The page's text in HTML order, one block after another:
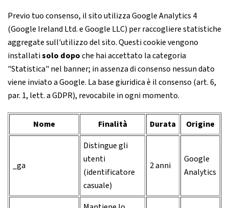
Previo tuo consenso, il sito utilizza Google Analytics 4
(Google Ireland Ltd. e Google LLC) per raccogliere statistiche
aggregate sull'utilizzo del sito. Questi cookie vengono
installatisolo dopoche hai accettato la categoria
"Statistica" nel banner; in assenza di consenso nessun dato
viene inviato a Google. La base giuridica è il consenso (art. 6,
par. 1, lett. a GDPR), revocabile in ogni momento.
Nome Finalità Durata Origine
_ga
Distingue gli
utenti
(identificatore
casuale)
2 anni
Google
Analytics